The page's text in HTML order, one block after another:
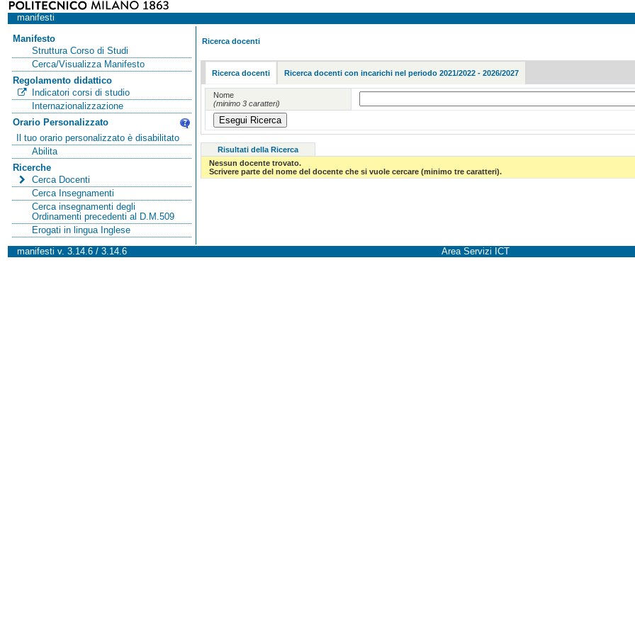
manifesti
Manifesto
Struttura Corso di Studi
Cerca/Visualizza Manifesto
Regolamento didattico
Indicatori corsi di studio
Internazionalizzazione
Orario Personalizzato
Il tuo orario personalizzato è disabilitato
Abilita
Ricerche
Cerca Docenti
Cerca Insegnamenti
Cerca insegnamenti degli
Ordinamenti precedenti al D.M.509
Erogati in lingua Inglese
Ricerca docenti
Ricerca docenti Ricerca docenti con incarichi nel periodo 2021/2022 - 2026/2027
Nome
(minimo 3 caratteri)
Risultati della Ricerca
Nessun docente trovato.
Scrivere parte del nome del docente che si vuole cercare (minimo tre caratteri).
manifesti v. 3.14.6 / 3.14.6 Area Servizi ICT